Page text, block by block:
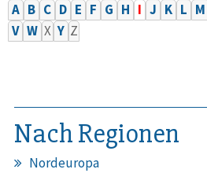
A B C D E F G H I J K L M
V W X Y Z
Nach Regionen
Nordeuropa